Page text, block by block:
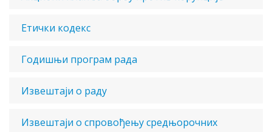
Етички кодекс
Годишњи програм рада
Извештаји о раду
Извештаји о спровођењу средњорочних